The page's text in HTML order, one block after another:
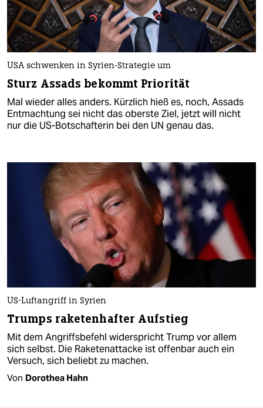
USA schwenken in Syrien-Strategie um
Sturz Assads bekommt Priorität
Mal wieder alles anders. Kürzlich hieß es, noch, Assads
Entmachtung sei nicht das oberste Ziel, jetzt will nicht
nur die US-Botschafterin bei den UN genau das.
US-Luftangriff in Syrien
Trumps raketenhafter Aufstieg
Mit dem Angriffsbefehl widerspricht Trump vor allem
sich selbst. Die Raketenattacke ist offenbar auch ein
Versuch, sich beliebt zu machen.
Von Dorothea Hahn